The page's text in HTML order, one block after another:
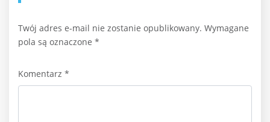
Twój adres e-mail nie zostanie opublikowany. Wymagane
pola są oznaczone *
Komentarz *